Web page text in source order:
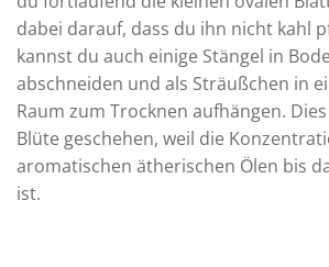
dabei darauf, dass du ihn nicht kahl
kannst du auch einige Stängel in
abschneiden und als Sträußchen in
Raum zum Trocknen aufhängen.
Blüte geschehen, weil die
aromatischen ätherischen Ölen bis
ist.